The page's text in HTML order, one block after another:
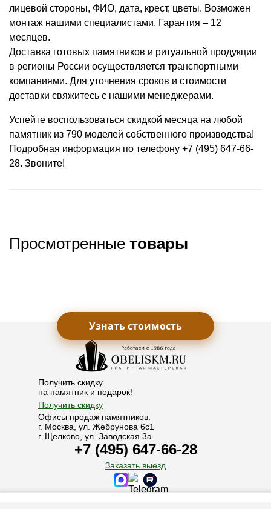
лицевой стороны, ФИО, дата, крест, цветы. Возможен
монтаж нашими специалистами. Гарантия – 12
месяцев.
Доставка готовых памятников и ритуальной продукции
в регионы России осуществляется транспортными
компаниями. Для уточнения сроков и стоимости
доставки свяжитесь с нашими менеджерами.
Успейте воспользоваться скидкой месяца на любой
памятник из 790 моделей собственного производства!
Подробная информация по телефону +7 (495) 647-66-
28. Звоните!
Просмотренные товары
Получить скидку
на памятник и подарок!
Получить скидку
Офисы продаж памятников:
г. Москва, ул. Жебрунова 6с1
г. Щелково, ул. Заводская 3а
+7 (495) 647-66-28
Заказать выезд
Узнать стоимость